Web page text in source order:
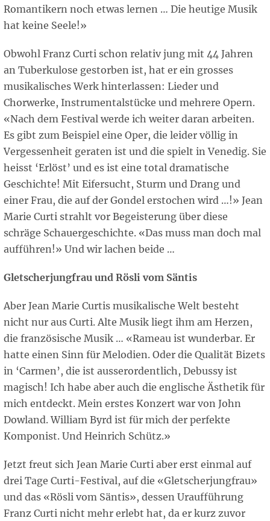
Romantikern noch etwas lernen … Die heutige Musik
hat keine Seele!»
Obwohl Franz Curti schon relativ jung mit 44 Jahren
an Tuberkulose gestorben ist, hat er ein grosses
musikalisches Werk hinterlassen: Lieder und
Chorwerke, Instrumentalstücke und mehrere Opern.
«Nach dem Festival werde ich weiter daran arbeiten.
Es gibt zum Beispiel eine Oper, die leider völlig in
Vergessenheit geraten ist und die spielt in Venedig. Sie
heisst ‘Erlöst’ und es ist eine total dramatische
Geschichte! Mit Eifersucht, Sturm und Drang und
einer Frau, die auf der Gondel erstochen wird …!» Jean
Marie Curti strahlt vor Begeisterung über diese
schräge Schauergeschichte. «Das muss man doch mal
aufführen!» Und wir lachen beide …
Gletscherjungfrau und Rösli vom Säntis
Aber Jean Marie Curtis musikalische Welt besteht
nicht nur aus Curti. Alte Musik liegt ihm am Herzen,
die französische Musik … «Rameau ist wunderbar. Er
hatte einen Sinn für Melodien. Oder die Qualität Bizets
in ‘Carmen’, die ist ausserordentlich, Debussy ist
magisch! Ich habe aber auch die englische Ästhetik für
mich entdeckt. Mein erstes Konzert war von John
Dowland. William Byrd ist für mich der perfekte
Komponist. Und Heinrich Schütz.»
Jetzt freut sich Jean Marie Curti aber erst einmal auf
drei Tage Curti-Festival, auf die «Gletscherjungfrau»
und das «Rösli vom Säntis», dessen Uraufführung
Franz Curti nicht mehr erlebt hat, da er kurz zuvor